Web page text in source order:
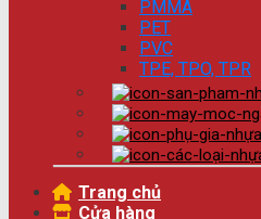
PMMA
PET
PVC
TPE, TPO, TPR
Trang chủ
Cửa hàng